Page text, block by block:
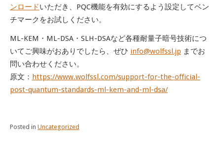
ンロードいただき、PQC機能を有効にするよう設定してベン
チマークをお試しください。
ML-KEM・ML-DSA・SLH-DSAなど各種耐量子暗号技術につ
いてご興味がおありでしたら、ぜひ info@wolfssl.jp までお
問い合わせください。
原文： https://www.wolfssl.com/support-for-the-official-
post-quantum-standards-ml-kem-and-ml-dsa/
Posted in Uncategorized